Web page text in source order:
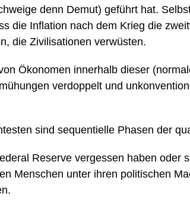
denn Demut) geführt hat.
die Inflation nach dem Krieg die
die Zivilisationen verwüsten.
Ökonomen innerhalb dieser
verdoppelt und
sind sequentielle Phasen der
Reserve vergessen haben oder
Menschen unter ihren politischen